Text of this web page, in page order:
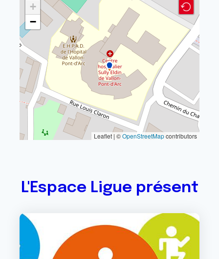
+
−
Leaflet | ©OpenStreetMapcontributors
L'Espace Ligue présent
Image